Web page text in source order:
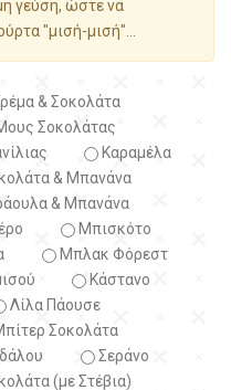
γεύση, ώστε να
"μισή-μισή"...
& Σοκολάτα
Σοκολάτας
Καραμέλα
& Μπανάνα
& Μπανάνα
Μπισκότο
Μπλακ Φόρεστ
Κάστανο
Λίλα Πάουσε
Σοκολάτα
Σεράνο
(με Στέβια)